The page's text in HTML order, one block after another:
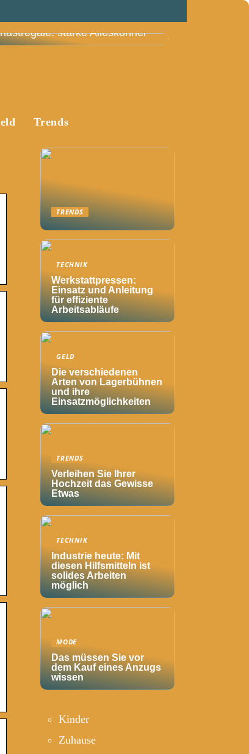
starke Alleskönner
Trends
TRENDS
TECHNIK
Werkstattpressen:
Einsatz und Anleitung
für effiziente
Arbeitsabläufe
GELD
Die verschiedenen
Arten von Lagerbühnen
und ihre
Einsatzmöglichkeiten
TRENDS
Verleihen Sie Ihrer
Hochzeit das Gewisse
Etwas
TECHNIK
Industrie heute: Mit
diesen Hilfsmitteln ist
solides Arbeiten
möglich
MODE
Das müssen Sie vor
dem Kauf eines Anzugs
wissen
Kinder
Zuhause